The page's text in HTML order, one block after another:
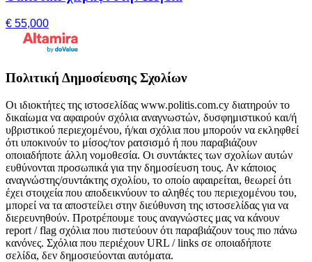
€ 55,000
Πολιτική Δημοσίευσης Σχολίων
Οι ιδιοκτήτες της ιστοσελίδας www.politis.com.cy διατηρούν το
δικαίωμα να αφαιρούν σχόλια αναγνωστών, δυσφημιστικού και/ή
υβριστικού περιεχομένου, ή/και σχόλια που μπορούν να εκληφθεί
ότι υποκινούν το μίσος/τον ρατσισμό ή που παραβιάζουν
οποιαδήποτε άλλη νομοθεσία. Οι συντάκτες των σχολίων αυτών
ευθύνονται προσωπικά για την δημοσίευση τους. Αν κάποιος
αναγνώστης/συντάκτης σχολίου, το οποίο αφαιρείται, θεωρεί ότι
έχει στοιχεία που αποδεικνύουν το αληθές του περιεχομένου του,
μπορεί να τα αποστείλει στην διεύθυνση της ιστοσελίδας για να
διερευνηθούν. Προτρέπουμε τους αναγνώστες μας να κάνουν
report / flag σχόλια που πιστεύουν ότι παραβιάζουν τους πιο πάνω
κανόνες. Σχόλια που περιέχουν URL / links σε οποιαδήποτε
σελίδα, δεν δημοσιεύονται αυτόματα.